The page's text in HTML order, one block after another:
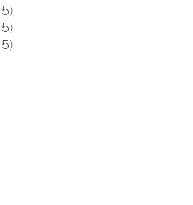
）
）
）